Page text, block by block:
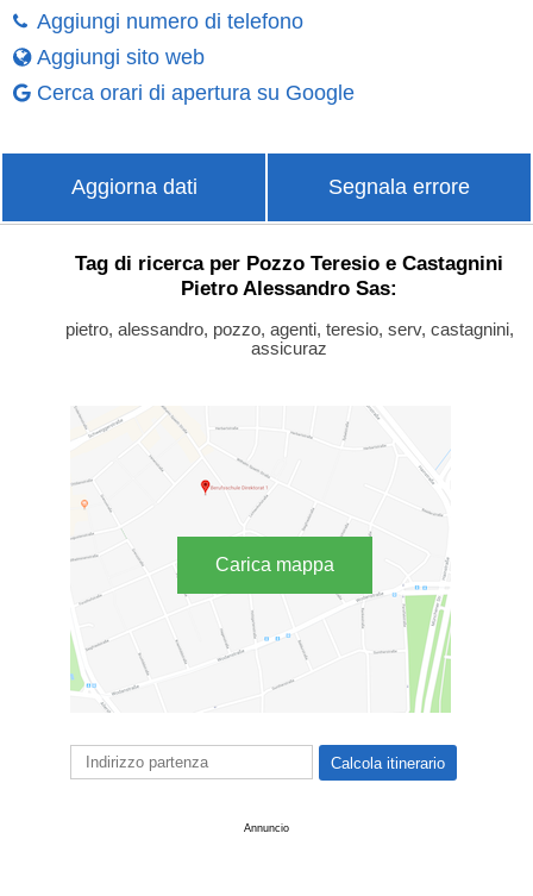
Aggiungi numero di telefono
Aggiungi sito web
Cerca orari di apertura su Google
Aggiorna dati Segnala errore
Tag di ricerca per Pozzo Teresio e Castagnini
Pietro Alessandro Sas:
pietro, alessandro, pozzo, agenti, teresio, serv, castagnini,
assicuraz
Carica mappa
Annuncio